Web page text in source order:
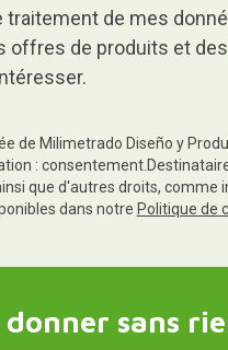
traitement de mes
offres de produits et
de Milimetrado Diseño y
:
que d'autres droits,
dans notre Politique de
donner sans